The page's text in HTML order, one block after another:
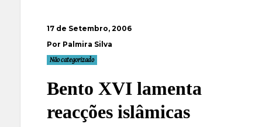
17 de Setembro, 2006
Por Palmira Silva
Não categorizado
Bento XVI lamenta
reacções islâmicas